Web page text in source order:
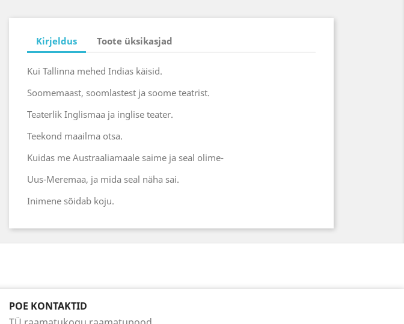
Kirjeldus Toote üksikasjad
Kui Tallinna mehed Indias käisid.
Soomemaast, soomlastest ja soome teatrist.
Teaterlik Inglismaa ja inglise teater.
Teekond maailma otsa.
Kuidas me Austraaliamaale saime ja seal olime-
Uus-Meremaa, ja mida seal näha sai.
Inimene sõidab koju.
POE KONTAKTID